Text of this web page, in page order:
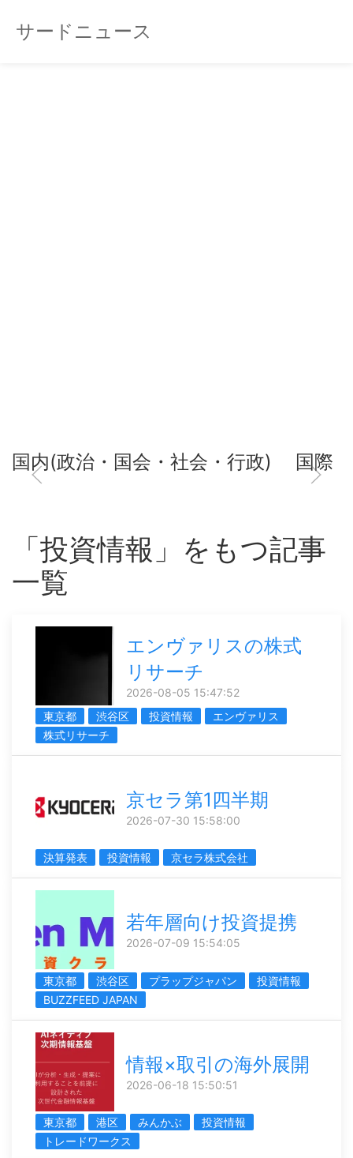
サードニュース
国内(政治・国会・社会・行政) 国際
「投資情報」をもつ記事
一覧
エンヴァリスの株式
リサーチ
2026-08-05 15:47:52
東京都
渋谷区 投資情報
エンヴァリス
株式リサーチ
京セラ第1四半期
2026-07-30 15:58:00
決算発表 投資情報 京セラ株式会社
若年層向け投資提携
2026-07-09 15:54:05
東京都 渋谷区 プラップジャパン
投資情報
BUZZFEED JAPAN
情報×取引の海外展開
2026-06-18 15:50:51
東京都 港区 みんかぶ
投資情報
トレードワークス